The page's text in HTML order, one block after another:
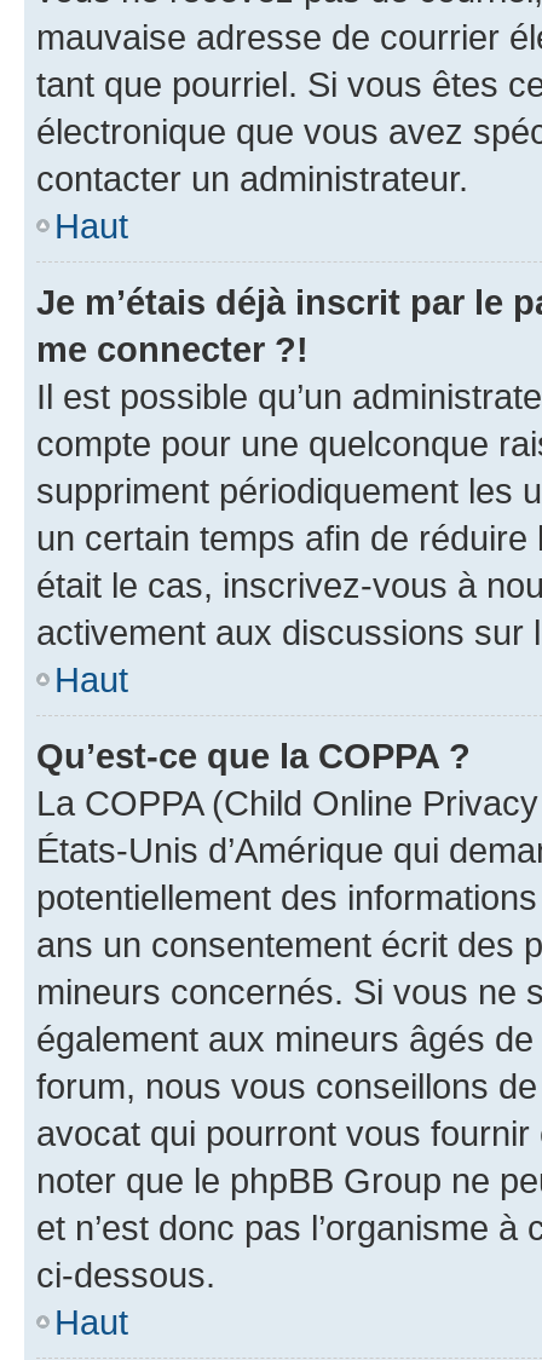
mauvaise adresse de courrier
tant que pourriel. Si vous êtes
électronique que vous avez
contacter un administrateur.
Haut
Je m’étais déjà inscrit par le
me connecter ?!
Il est possible qu’un
compte pour une quelconque
suppriment périodiquement les
un certain temps afin de
était le cas, inscrivez-vous à
activement aux discussions sur
Haut
Qu’est-ce que la COPPA ?
La COPPA (Child Online
États-Unis d’Amérique qui
potentiellement des
ans un consentement écrit des
mineurs concernés. Si vous ne
également aux mineurs âgés
forum, nous vous conseillons
avocat qui pourront vous
noter que le phpBB Group ne
et n’est donc pas l’organisme
ci-dessous.
Haut